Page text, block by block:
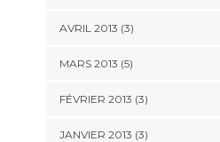
AVRIL 2013 (3)
MARS 2013 (5)
FÉVRIER 2013 (3)
JANVIER 2013 (3)